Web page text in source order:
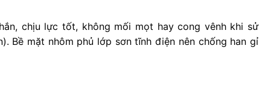
chịu lực tốt, không mối mọt hay cong vênh khi sử
Bề mặt nhôm phủ lớp sơn tĩnh điện nên chống han gỉ